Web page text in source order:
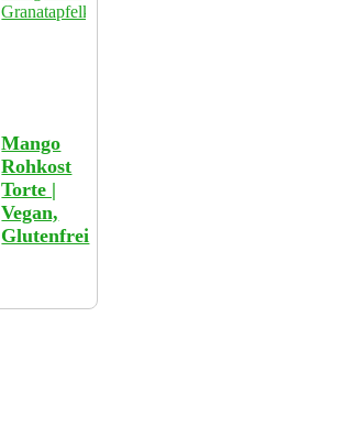
Mango
Rohkost
Torte |
Vegan,
Glutenfrei